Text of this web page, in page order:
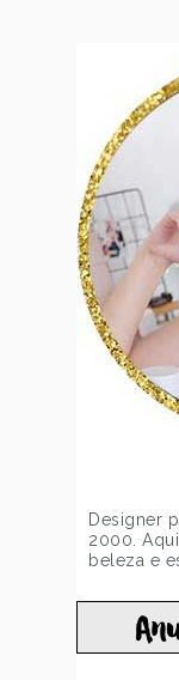
Designer
2000.
beleza e